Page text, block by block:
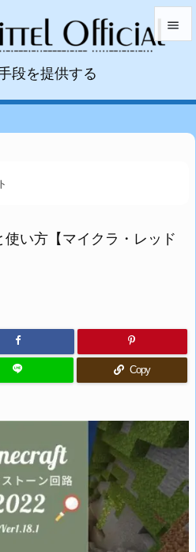
段を提供する


検索
い方【マイクラ・レッド
Copy